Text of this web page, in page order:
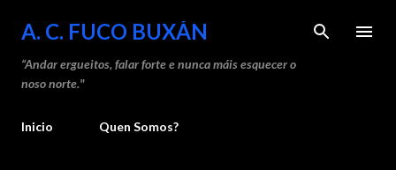
A. C. FUCO BUXÁN
“Andar ergueitos, falar forte e nunca máis esquecer o
noso norte."
Inicio Quen Somos?